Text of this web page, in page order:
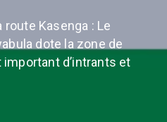
Kasenga : Le
dote la zone de
important d’intrants et